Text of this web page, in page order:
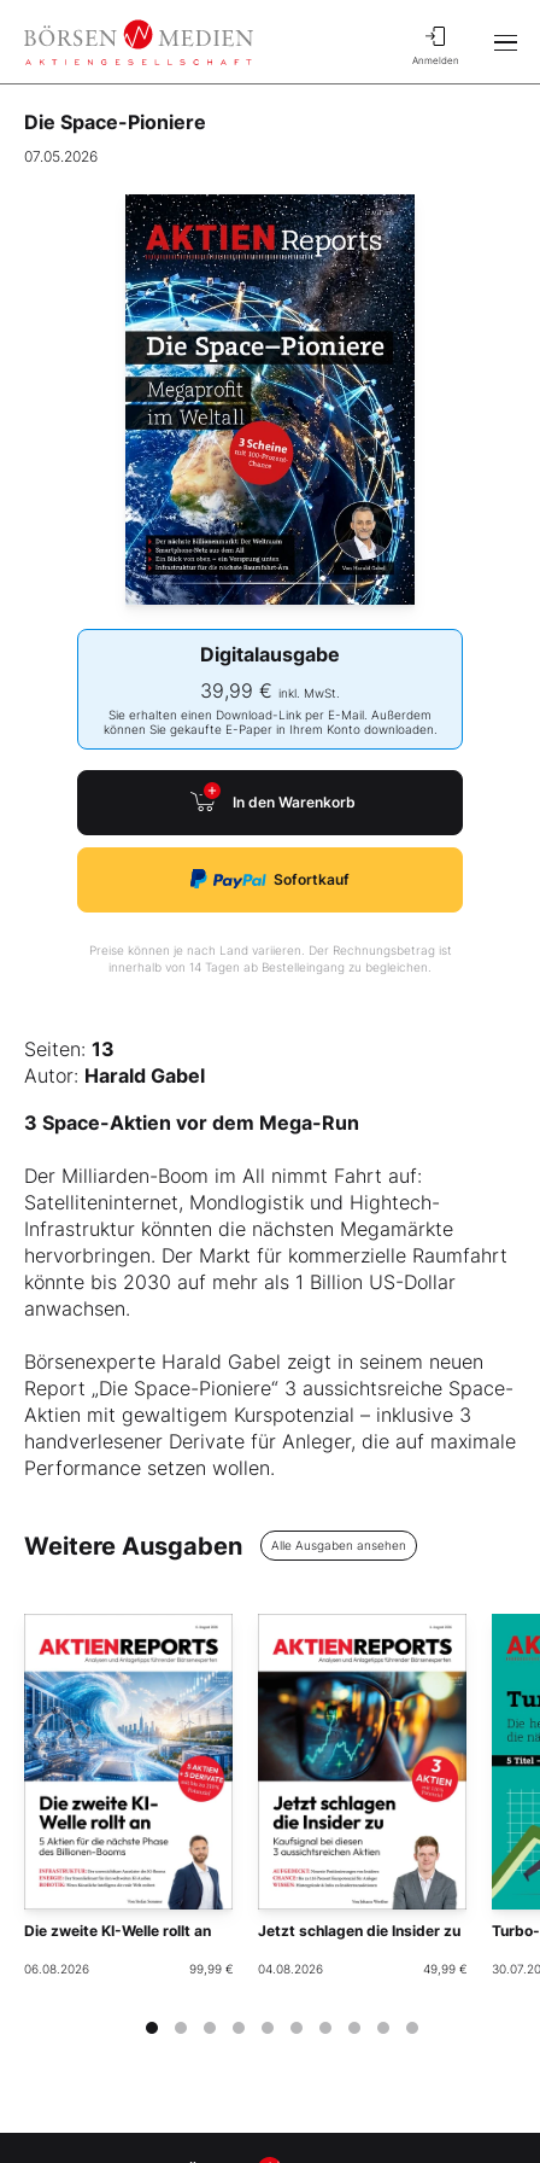
Anmelden
Die Space-Pioniere
07.05.2026
Digitalausgabe
39,99 € inkl. MwSt.
Sie erhalten einen Download-Link per E-Mail. Außerdem
können Sie gekaufte E-Paper in Ihrem Konto downloaden.
In den Warenkorb
Sofortkauf
Preise können je nach Land variieren. Der Rechnungsbetrag ist
innerhalb von 14 Tagen ab Bestelleingang zu begleichen.
Seiten: 13
Autor: Harald Gabel
3 Space-Aktien vor dem Mega-Run
Der Milliarden-Boom im All nimmt Fahrt auf:
Satelliteninternet, Mondlogistik und Hightech-
Infrastruktur könnten die nächsten Megamärkte
hervorbringen. Der Markt für kommerzielle Raumfahrt
könnte bis 2030 auf mehr als 1 Billion US-Dollar
anwachsen.
Börsenexperte Harald Gabel zeigt in seinem neuen
Report „Die Space-Pioniere“ 3 aussichtsreiche Space-
Aktien mit gewaltigem Kurspotenzial – inklusive 3
handverlesener Derivate für Anleger, die auf maximale
Performance setzen wollen.
Weitere Ausgaben Alle Ausgaben ansehen
Die zweite KI-Welle rollt an
06.08.2026 99,99 €
Jetzt schlagen die Insider zu
04.08.2026 49,99 €